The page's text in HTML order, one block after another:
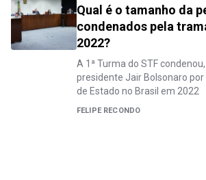
Qual é o tamanho da
condenados pela
2022?
A 1ª Turma do STF
presidente Jair Bolsonaro
de Estado no Brasil em 2022
FELIPE RECONDO